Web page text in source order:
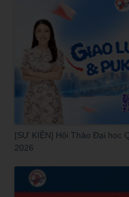
[SỰ KIỆN] Hội Thảo Đại học
2026